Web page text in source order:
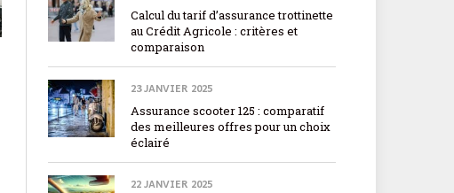
Calcul du tarif d’assurance trottinette
au Crédit Agricole : critères et
comparaison
23 JANVIER 2025
Assurance scooter 125 : comparatif
des meilleures offres pour un choix
éclairé
22 JANVIER 2025